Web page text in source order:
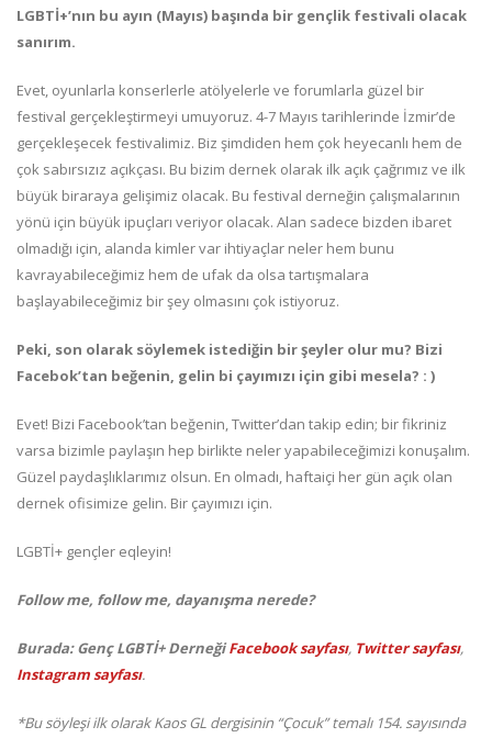
LGBTİ+’nın bu ayın (Mayıs) başında bir gençlik festivali olacak
sanırım.
Evet, oyunlarla konserlerle atölyelerle ve forumlarla güzel bir
festival gerçekleştirmeyi umuyoruz. 4-7 Mayıs tarihlerinde İzmir’de
gerçekleşecek festivalimiz. Biz şimdiden hem çok heyecanlı hem de
çok sabırsızız açıkçası. Bu bizim dernek olarak ilk açık çağrımız ve ilk
büyük biraraya gelişimiz olacak. Bu festival derneğin çalışmalarının
yönü için büyük ipuçları veriyor olacak. Alan sadece bizden ibaret
olmadığı için, alanda kimler var ihtiyaçlar neler hem bunu
kavrayabileceğimiz hem de ufak da olsa tartışmalara
başlayabileceğimiz bir şey olmasını çok istiyoruz.
Peki, son olarak söylemek istediğin bir şeyler olur mu? Bizi
Facebok’tan beğenin, gelin bi çayımızı için gibi mesela? : )
Evet! Bizi Facebook’tan beğenin, Twitter’dan takip edin; bir fikriniz
varsa bizimle paylaşın hep birlikte neler yapabileceğimizi konuşalım.
Güzel paydaşlıklarımız olsun. En olmadı, haftaiçi her gün açık olan
dernek ofisimize gelin. Bir çayımızı için.
LGBTİ+ gençler eqleyin!
Follow me, follow me, dayanışma nerede?
Burada: Genç LGBTİ+ Derneği Facebook sayfası, Twitter sayfası,
Instagram sayfası.
*Bu söyleşi ilk olarak Kaos GL dergisinin “Çocuk” temalı 154. sayısında